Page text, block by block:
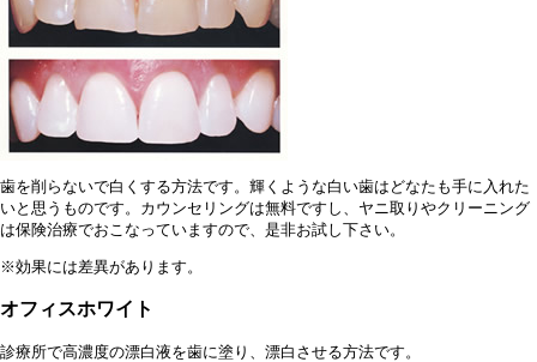
歯を削らないで白くする方法です。輝くような白い歯はどなたも手に入れた
いと思うものです。カウンセリングは無料ですし、ヤニ取りやクリーニング
は保険治療でおこなっていますので、是非お試し下さい。
※効果には差異があります。
オフィスホワイト
診療所で高濃度の漂白液を歯に塗り、漂白させる方法です。